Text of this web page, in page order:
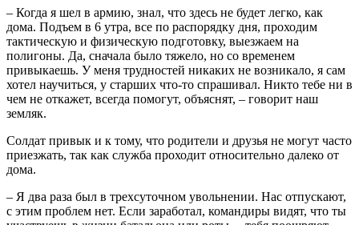
– Когда я шел в армию, знал, что здесь не будет легко, как
дома. Подъем в 6 утра, все по распорядку дня, проходим
тактическую и физическую подготовку, выезжаем на
полигоны. Да, сначала было тяжело, но со временем
привыкаешь. У меня трудностей никаких не возникало, я сам
хотел научиться, у старших что-то спрашивал. Никто тебе ни в
чем не откажет, всегда помогут, объяснят, – говорит наш
земляк.
Солдат привык и к тому, что родители и друзья не могут часто
приезжать, так как служба проходит относительно далеко от
дома.
– Я два раза был в трехсуточном увольнении. Нас отпускают,
с этим проблем нет. Если заработал, командиры видят, что ты